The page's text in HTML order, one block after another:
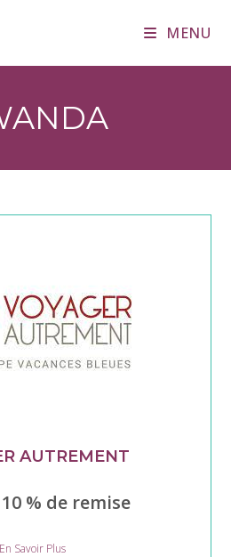
MENU
AUTREMENT
% de remise
En Savoir PlusVOYAGER